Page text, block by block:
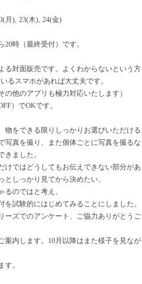
(月), 23(木), 24(金)
20時（最終受付）です。
る対面販売です。よくわからないという方
るスマホがあれば大丈夫です。
の他のアプリも極力対応いたします）
）でOKです。
物をできる限りしっかりお選びいただける
写真を撮り、また個体ごとに写真を撮るな
きました。
けではどうしてもお伝えできない部分があ
としっかり見てから決めたい、
るのではと考え、
を試験的にはじめてみることにしました。
ーズでのアンケート、ご協力ありがとうご
案内します。 10 月以降はまた様子を見な
す。